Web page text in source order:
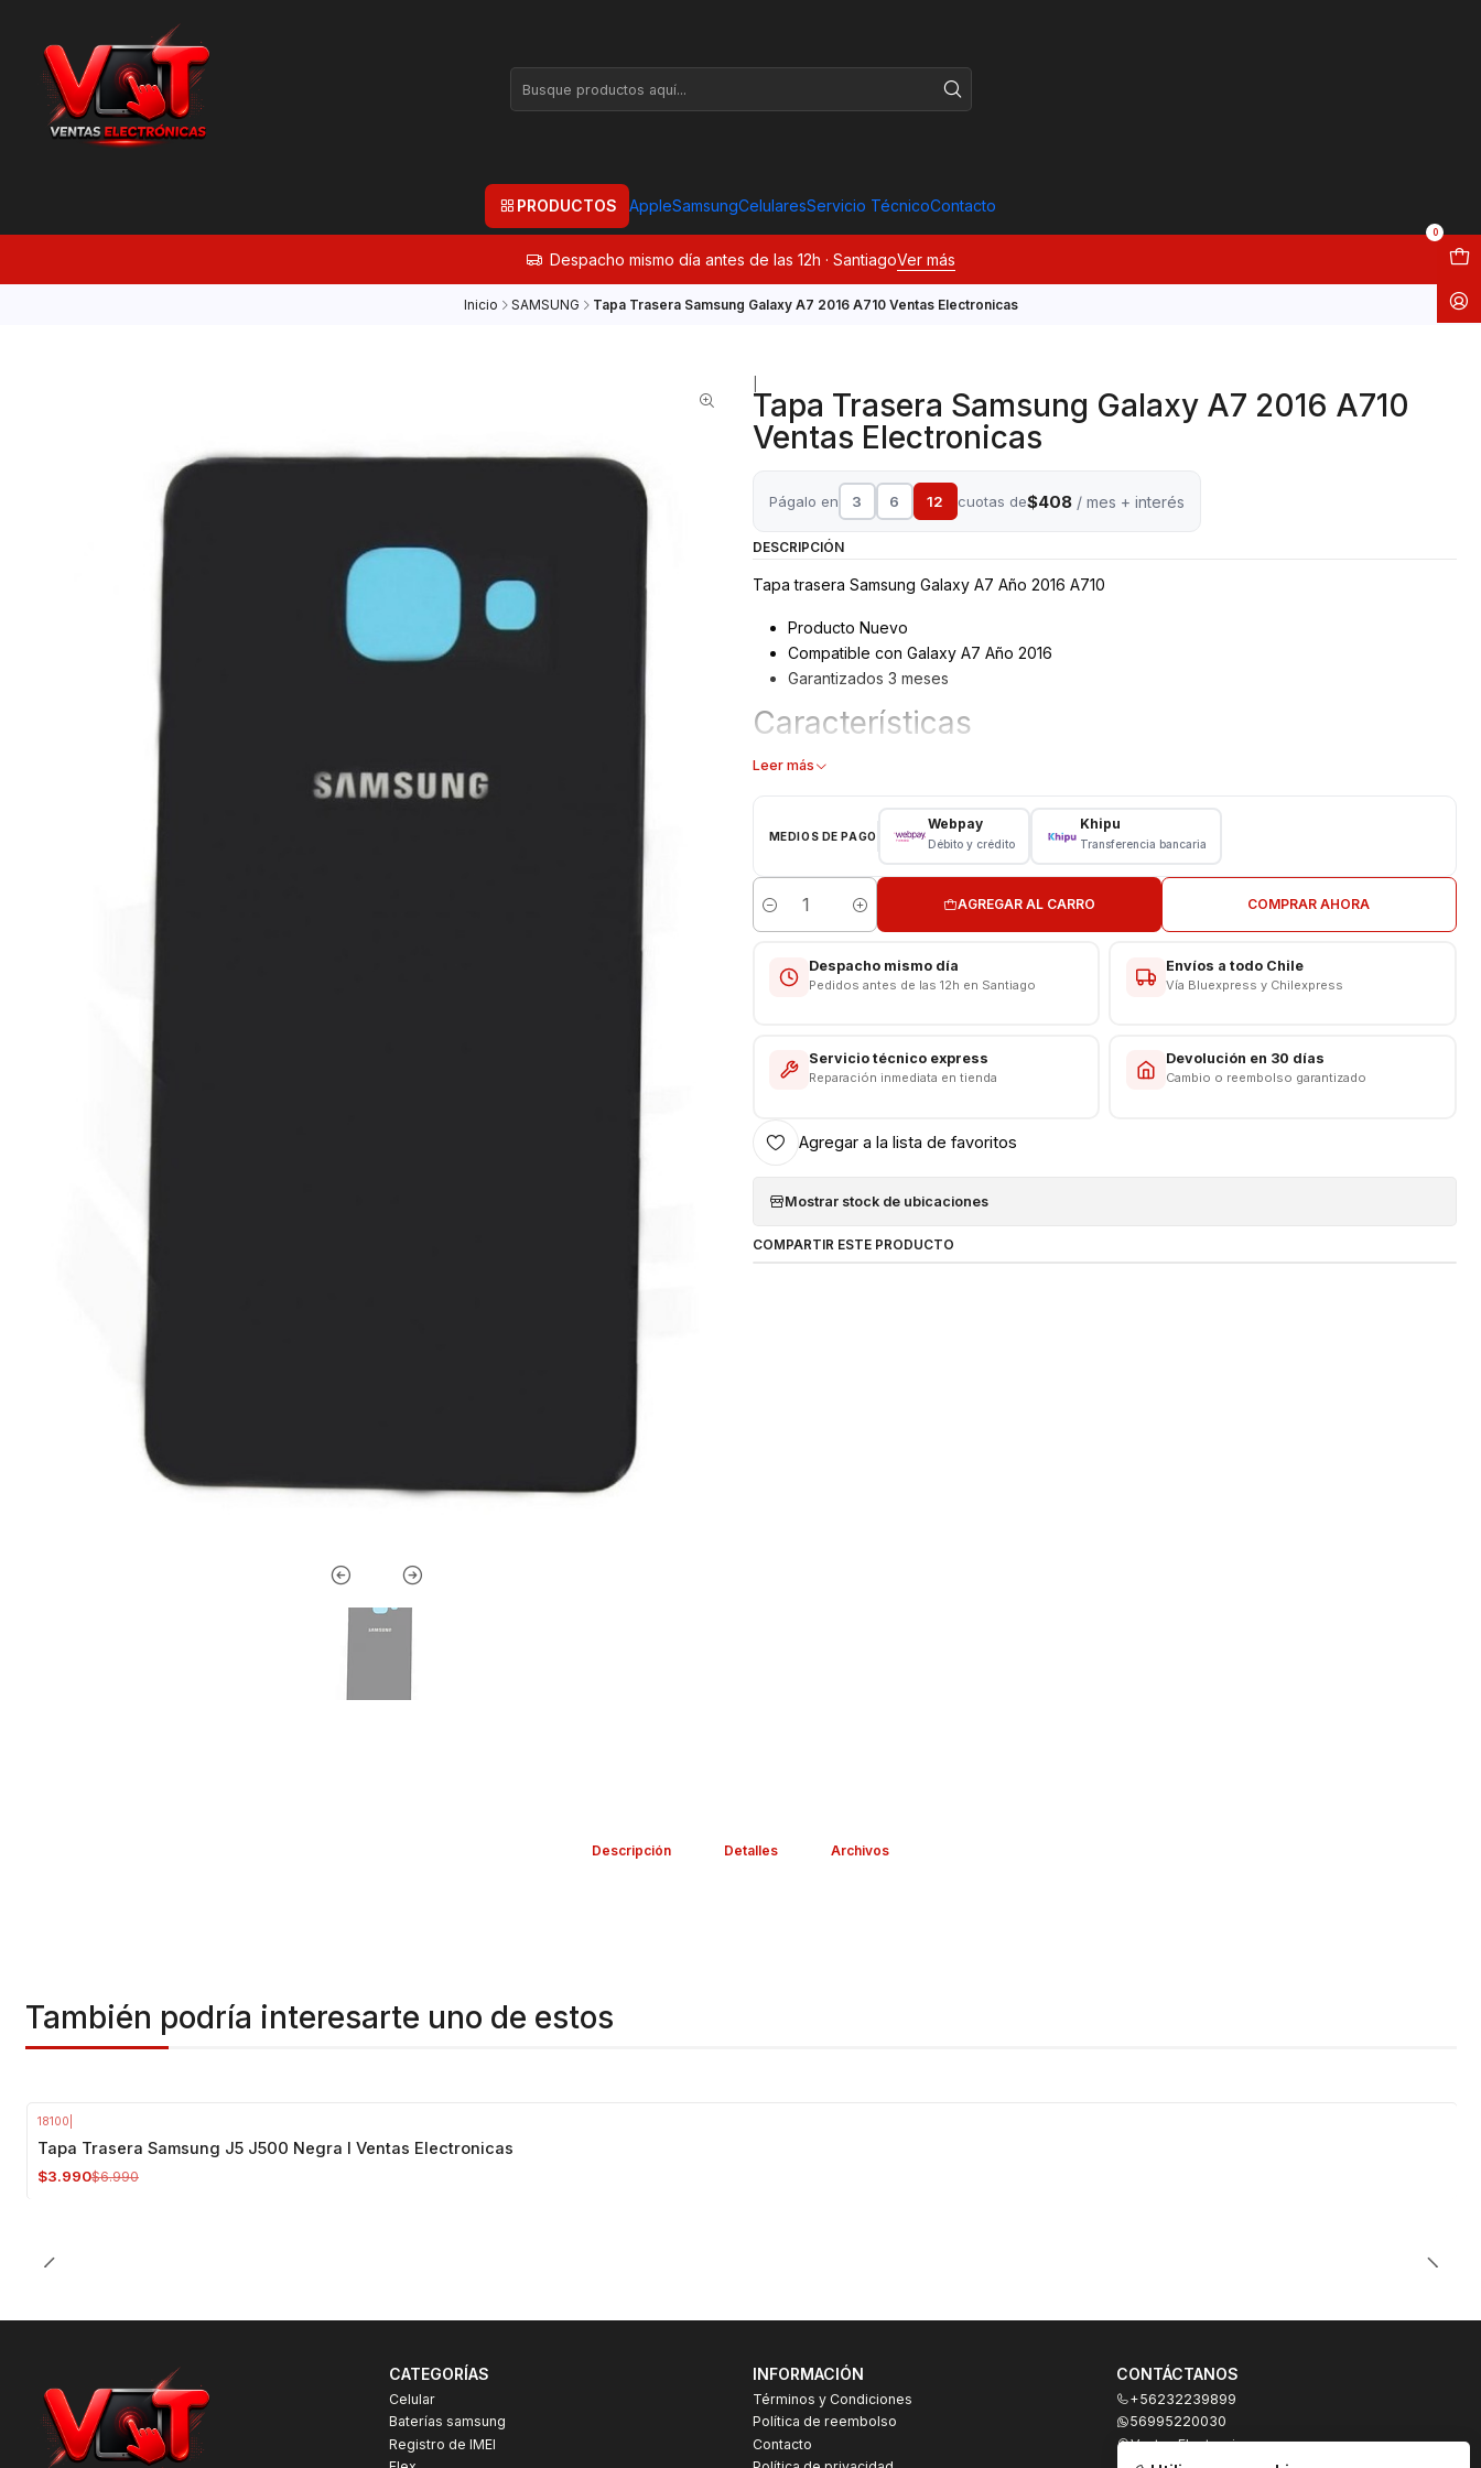
PRODUCTOS AppleSamsungCelularesServicio TécnicoContacto
0
Despacho mismo día antes de las 12h · SantiagoVer más
Inicio SAMSUNG Tapa Trasera Samsung Galaxy A7 2016 A710 Ventas Electronicas
Tapa Trasera Samsung Galaxy A7 2016 A710
Ventas Electronicas
Págalo en 3 6 12 cuotas de$408/ mes + interés
DESCRIPCIÓN
Tapa trasera Samsung Galaxy A7 Año 2016 A710
Producto Nuevo
Compatible con Galaxy A7 Año 2016
Garantizados 3 meses
Características
Tapa Trasera Samsung
Color: Blanco
PANTALLA DISPONIBLE SOLO EN COLOR BLANCO
Leer más
MEDIOS DE PAGO
Webpay
Débito y crédito
Khipu
Transferencia bancaria
Cantidad
AGREGAR AL CARRO COMPRAR AHORA
Despacho mismo día
Pedidos antes de las 12h en Santiago
Envíos a todo Chile
Vía Bluexpress y Chilexpress
Servicio técnico express
Reparación inmediata en tienda
Devolución en 30 días
Cambio o reembolso garantizado
Agregar a la lista de favoritos
Mostrar stock de ubicaciones
COMPARTIR ESTE PRODUCTO
Descripción Detalles Archivos
También podría interesarte uno de estos
18100
Tapa Trasera Samsung J5 J500 Negra I Ventas Electronicas
$3.990$6.990
CATEGORÍAS
Celular
Baterías samsung
Registro de IMEI
INFORMACIÓN
Términos y Condiciones
Política de reembolso
Contacto
CONTÁCTANOS
+56232239899
56995220030
Ventas Electronicas
Moneda 973, local 327